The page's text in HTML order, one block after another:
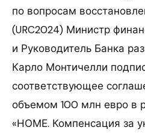
по вопросам
(URC2024) Министр
и Руководитель Банка
Карло Монтичелли
соответствующее
объемом 100 млн евро в
«НОМЕ. Компенсация за